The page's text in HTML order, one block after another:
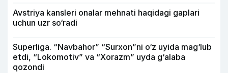
Avstriya kansleri onalar mehnati haqidagi gaplari
uchun uzr so‘radi
Superliga. “Navbahor” “Surxon”ni o‘z uyida mag‘lub
etdi, “Lokomotiv” va “Xorazm” uyda g‘alaba
qozondi